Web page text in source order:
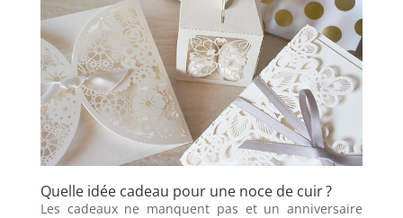
Quelle idée cadeau pour une noce de cuir ?
Les cadeaux ne manquent pas et un anniversaire